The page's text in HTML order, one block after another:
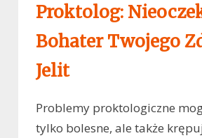
Proktolog:
Bohater Twojego
Jelit
Problemy proktologiczne
tylko bolesne, ale także